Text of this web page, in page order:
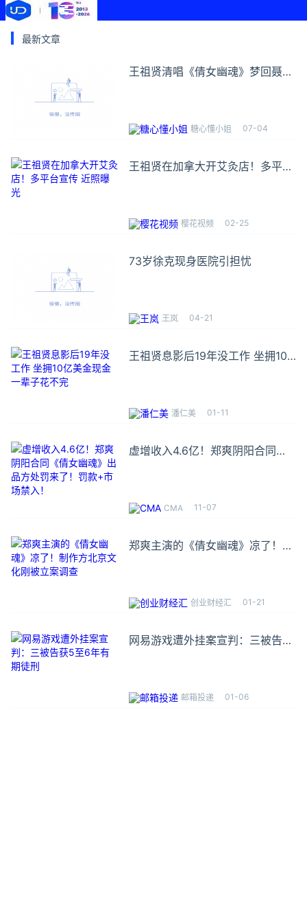
最新文章
王祖贤清唱《倩女幽魂》梦回聂小
糖心懂小姐 07-04
王祖贤在加拿大开艾灸店！多平台
樱花视频 02-25
73岁徐克现身医院引担忧
王岚 04-21
王祖贤息影后19年没工作 坐拥10
潘仁美 01-11
虚增收入4.6亿！郑爽阴阳合同
CMA 11-07
郑爽主演的《倩女幽魂》凉了！制
创业财经汇 01-21
网易游戏遭外挂案宣判：三被告获
邮箱投递 01-06